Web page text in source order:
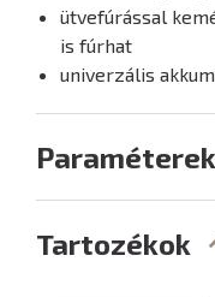
ütvefúrással
is fúrhat
univerzális
Paraméterek
Tartozékok